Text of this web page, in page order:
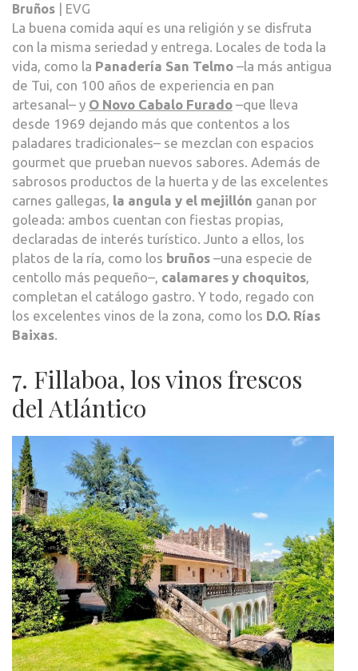
Bruños | EVG
La buena comida aquí es una religión y se disfruta
con la misma seriedad y entrega. Locales de toda la
vida, como la Panadería San Telmo –la más antigua
de Tui, con 100 años de experiencia en pan
artesanal– y O Novo Cabalo Furado –que lleva
desde 1969 dejando más que contentos a los
paladares tradicionales– se mezclan con espacios
gourmet que prueban nuevos sabores. Además de
sabrosos productos de la huerta y de las excelentes
carnes gallegas, la angula y el mejillón ganan por
goleada: ambos cuentan con fiestas propias,
declaradas de interés turístico. Junto a ellos, los
platos de la ría, como los bruños –una especie de
centollo más pequeño–, calamares y choquitos,
completan el catálogo gastro. Y todo, regado con
los excelentes vinos de la zona, como los D.O. Rías
Baixas.
7. Fillaboa, los vinos frescos
del Atlántico